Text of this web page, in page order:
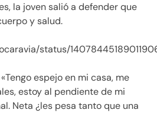
la joven salió a defender que
y salud.
status/
espejo en mi casa, me
estoy al pendiente de mi
Neta ¿les pesa tanto que una